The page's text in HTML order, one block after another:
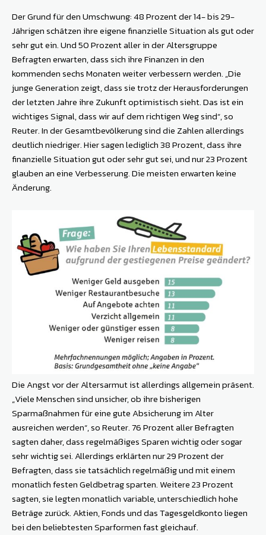
Der Grund für den Umschwung: 48 Prozent der 14- bis 29-
Jährigen schätzen ihre eigene finanzielle Situation als gut oder
sehr gut ein. Und 50 Prozent aller in der Altersgruppe
Befragten erwarten, dass sich ihre Finanzen in den
kommenden sechs Monaten weiter verbessern werden. „Die
junge Generation zeigt, dass sie trotz der Herausforderungen
der letzten Jahre ihre Zukunft optimistisch sieht. Das ist ein
wichtiges Signal, dass wir auf dem richtigen Weg sind“, so
Reuter. In der Gesamtbevölkerung sind die Zahlen allerdings
deutlich niedriger. Hier sagen lediglich 38 Prozent, dass ihre
finanzielle Situation gut oder sehr gut sei, und nur 23 Prozent
glauben an eine Verbesserung. Die meisten erwarten keine
Änderung.
Die Angst vor der Altersarmut ist allerdings allgemein präsent.
„Viele Menschen sind unsicher, ob ihre bisherigen
Sparmaßnahmen für eine gute Absicherung im Alter
ausreichen werden“, so Reuter. 76 Prozent aller Befragten
sagten daher, dass regelmäßiges Sparen wichtig oder sogar
sehr wichtig sei. Allerdings erklärten nur 29 Prozent der
Befragten, dass sie tatsächlich regelmäßig und mit einem
monatlich festen Geldbetrag sparten. Weitere 23 Prozent
sagten, sie legten monatlich variable, unterschiedlich hohe
Beträge zurück. Ak­tien, Fonds und das Tagesgeldkonto liegen
bei den beliebtesten Sparformen fast gleichauf.